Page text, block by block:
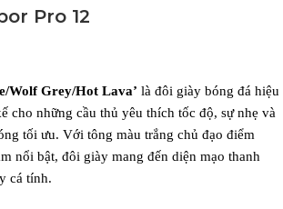
Pro 12
Wolf Grey/Hot Lava’ là đôi giày bóng đá hiệu
cho những cầu thủ yêu thích tốc độ, sự nhẹ và
tối ưu. Với tông màu trắng chủ đạo điểm
nổi bật, đôi giày mang đến diện mạo thanh
cá tính.